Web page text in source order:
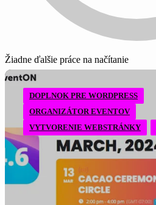
Žiadne ďalšie práce na načítanie
DOPLNOK PRE WORDPRESS
ORGANIZÁTOR EVENTOV
VYTVORENIE WEBSTRÁNKY